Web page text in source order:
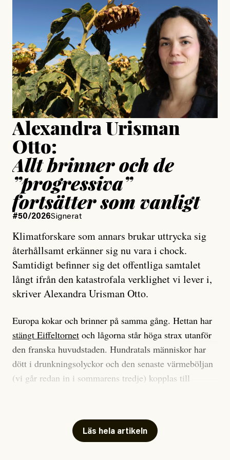
Jonas Lundström
Publicerad24 July, 2026
är ganska politiskt”
Jesper Lundby
Publicerad15 July, 2026
Uppdaterad15 July, 2026
Alexandra Urisman
Otto:
Allt brinner och de
”progressiva”
fortsätter som vanligt
#50/2026Signerat
Klimatforskare som annars brukar uttrycka sig
återhållsamt erkänner sig nu vara i chock.
Samtidigt befinner sig det offentliga samtalet
långt ifrån den katastrofala verklighet vi lever i,
skriver Alexandra Urisman Otto.
Europa kokar och brinner på samma gång. Hettan har
stängt Eiffeltornet och lågorna står höga strax utanför
den franska huvudstaden. Hundratals människor har
dött i drunkningsolyckor och den senaste värmeböljan
(vi går redan in i sommarens tredje) kopplas till
Har du också panik i hettan? Känns det som en
mardröm? Bra, allt annat vore fullständigt orimligt.
Läs hela artikeln